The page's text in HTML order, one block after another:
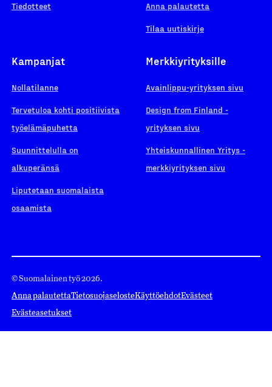
Tiedotteet Anna palautetta
Tilaa uutiskirje
Kampanjat
Nollatilanne
Tervetuloa kohti positiivista
työelämäpuhetta
Suunnittelulla on
alkuperänsä
Liputetaan suomalaista
osaamista
Merkkiyrityksille
Avainlippu-yrityksen sivu
Design from Finland -
yrityksen sivu
Yhteiskunnallinen Yritys -
merkkiyrityksen sivu
© Suomalainen työ 2026.
Anna palautettaTietosuojaselosteKäyttöehdotEvästeet
Evästeasetukset